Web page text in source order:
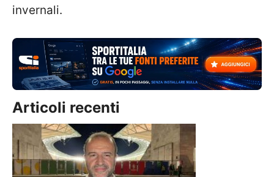
invernali.
Articoli recenti